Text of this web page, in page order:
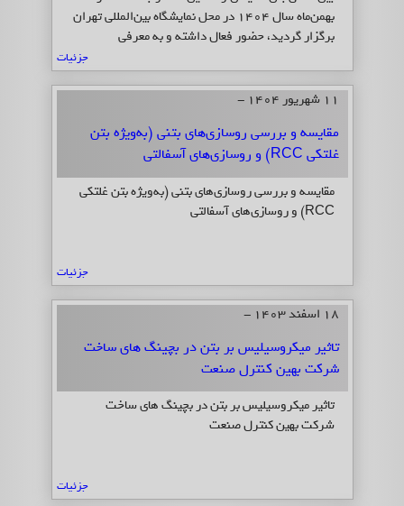
بهمن‌ماه سال 1404 در محل نمایشگاه بین‌المللی تهران
برگزار گردید، حضور فعال داشته و به معرفی
توانمندی‌ها، محصولات و خدمات خود پرداخته است.جزئیات
11 شهریور 1404 -
مقایسه و بررسی روسازی‌های بتنی (به‌ویژه بتن
غلتکی RCC) و روسازی‌های آسفالتی
مقایسه و بررسی روسازی‌های بتنی (به‌ویژه بتن غلتکی
RCC) و روسازی‌های آسفالتی
جزئیات
18 اسفند 1403 -
تاثیر میکروسیلیس بر بتن در بچینگ های ساخت
شرکت بهین کنترل صنعت
تاثیر میکروسیلیس بر بتن در بچینگ های ساخت
شرکت بهین کنترل صنعت
جزئیات